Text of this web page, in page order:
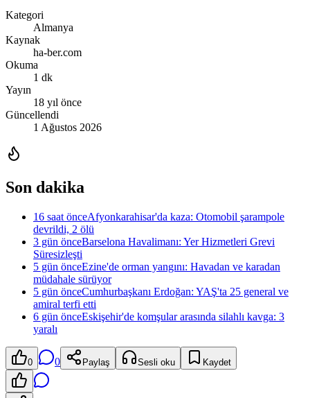
Kategori
Almanya
Kaynak
ha-ber.com
Okuma
1 dk
Yayın
18 yıl önce
Güncellendi
1 Ağustos 2026
Son dakika
16 saat önceAfyonkarahisar'da kaza: Otomobil şarampole
devrildi, 2 ölü
3 gün önceBarselona Havalimanı: Yer Hizmetleri Grevi
Süresizleşti
5 gün önceEzine'de orman yangını: Havadan ve karadan
müdahale sürüyor
5 gün önceCumhurbaşkanı Erdoğan: YAŞ'ta 25 general ve
amiral terfi etti
6 gün önceEskişehir'de komşular arasında silahlı kavga: 3
yaralı
0 0 Paylaş Sesli oku Kaydet